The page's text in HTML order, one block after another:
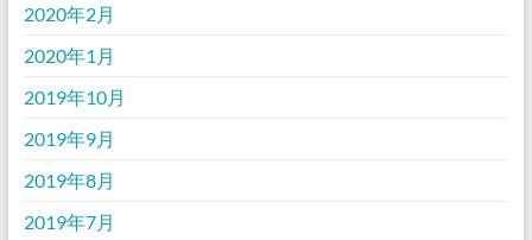
2020年2月
2020年1月
2019年10月
2019年9月
2019年8月
2019年7月